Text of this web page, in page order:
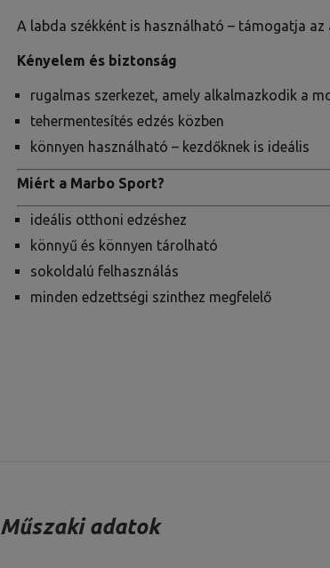
A labda székként is használható – támogatja
Kényelem és biztonság
rugalmas szerkezet, amely alkalmazkodik a
tehermentesítés edzés közben
könnyen használható – kezdőknek is ideális
Miért a Marbo Sport?
ideális otthoni edzéshez
könnyű és könnyen tárolható
sokoldalú felhasználás
minden edzettségi szinthez megfelelő
Műszaki adatok